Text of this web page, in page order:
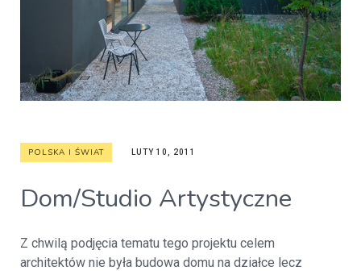
POLSKA I ŚWIAT LUTY 10, 2011
Dom/Studio Artystyczne
Z chwilą podjęcia tematu tego projektu celem
architektów nie była budowa domu na działce lecz